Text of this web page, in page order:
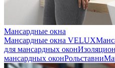
Мансардные окна
Мансардные окна VELUX
для мансардных окон
мансардных оконРольставни